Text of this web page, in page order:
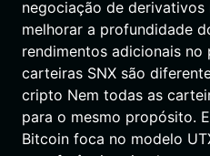
negociação de
melhorar a profundidade
rendimentos adicionais
carteiras SNX são
cripto Nem todas as
para o mesmo propósito.
Bitcoin foca no modelo